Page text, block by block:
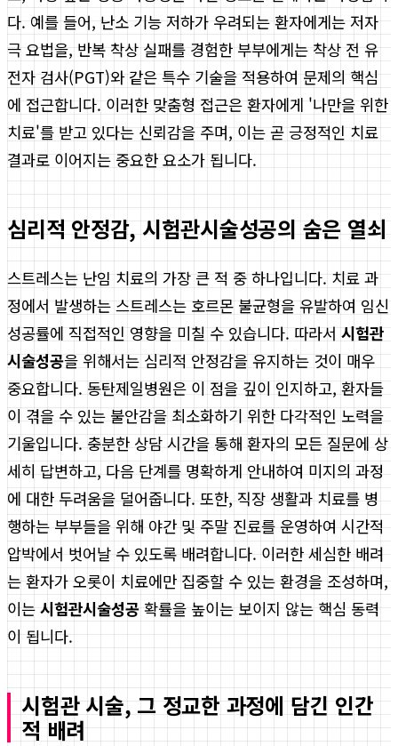
다. 예를 들어, 난소 기능 저하가 우려되는 환자에게는 저자
극 요법을, 반복 착상 실패를 경험한 부부에게는 착상 전 유
전자 검사(PGT)와 같은 특수 기술을 적용하여 문제의 핵심
에 접근합니다. 이러한 맞춤형 접근은 환자에게 '나만을 위한
치료'를 받고 있다는 신뢰감을 주며, 이는 곧 긍정적인 치료
결과로 이어지는 중요한 요소가 됩니다.
심리적 안정감, 시험관시술성공의 숨은 열쇠
스트레스는 난임 치료의 가장 큰 적 중 하나입니다. 치료 과
정에서 발생하는 스트레스는 호르몬 불균형을 유발하여 임신
성공률에 직접적인 영향을 미칠 수 있습니다. 따라서 시험관
시술성공을 위해서는 심리적 안정감을 유지하는 것이 매우
중요합니다. 동탄제일병원은 이 점을 깊이 인지하고, 환자들
이 겪을 수 있는 불안감을 최소화하기 위한 다각적인 노력을
기울입니다. 충분한 상담 시간을 통해 환자의 모든 질문에 상
세히 답변하고, 다음 단계를 명확하게 안내하여 미지의 과정
에 대한 두려움을 덜어줍니다. 또한, 직장 생활과 치료를 병
행하는 부부들을 위해 야간 및 주말 진료를 운영하여 시간적
압박에서 벗어날 수 있도록 배려합니다. 이러한 세심한 배려
는 환자가 오롯이 치료에만 집중할 수 있는 환경을 조성하며,
이는 시험관시술성공 확률을 높이는 보이지 않는 핵심 동력
이 됩니다.
시험관 시술, 그 정교한 과정에 담긴 인간
적 배려